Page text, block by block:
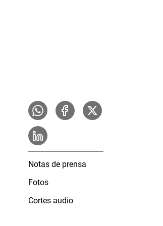
Notas de prensa
Fotos
Cortes audio